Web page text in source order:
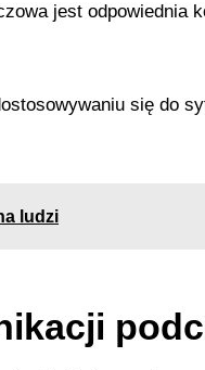
jest odpowiednia
się do
ludzi